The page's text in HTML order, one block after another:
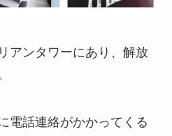
アンタワーにあり、解放
電話連絡がかかってくる